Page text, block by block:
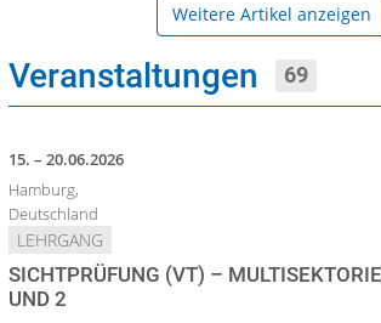
Weitere Artikel anzeigen
Veranstaltungen 69
15. – 20.06.2026
Hamburg,
Deutschland
LEHRGANG
SICHTPRÜFUNG (VT) –
UND 2